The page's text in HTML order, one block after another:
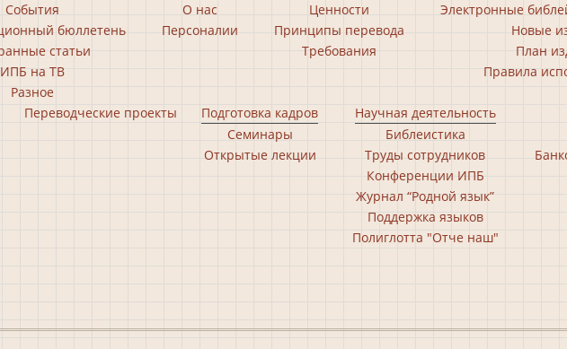
События
бюллетень
статьи
ИПБ на ТВ
Разное
О нас
Персоналии
Ценности
Принципы перевода
Требования
Электронные
Новые
План
Правила
Переводческие проекты
Подготовка кадров
Семинары
Открытые лекции
Научная деятельность
Библеистика
Труды сотрудников
Конференции ИПБ
Журнал “Родной язык”
Поддержка языков
Полиглотта "Отче наш"